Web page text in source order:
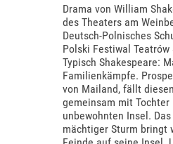
Drama von William
des Theaters am
Deutsch-Polnisches
Polski Festiwal Teatrów
Typisch Shakespeare:
Familienkämpfe.
von Mailand, fällt
gemeinsam mit
unbewohnten Insel.
mächtiger Sturm bringt